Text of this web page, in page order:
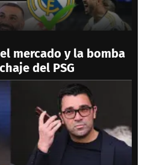
mercado y la bomba
del PSG